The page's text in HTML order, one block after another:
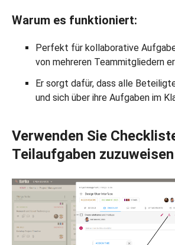
Warum es funktioniert:
Perfekt für kollaborative
von mehreren Teammitgliedern
Er sorgt dafür, dass alle
und sich über ihre Aufgaben im
Verwenden Sie
Teilaufgaben zuzuweisen